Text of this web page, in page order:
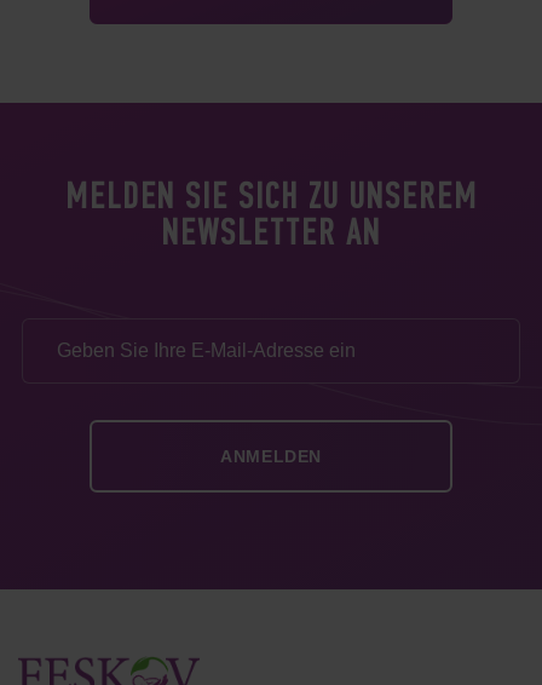
MELDEN SIE SICH ZU UNSEREM
NEWSLETTER AN